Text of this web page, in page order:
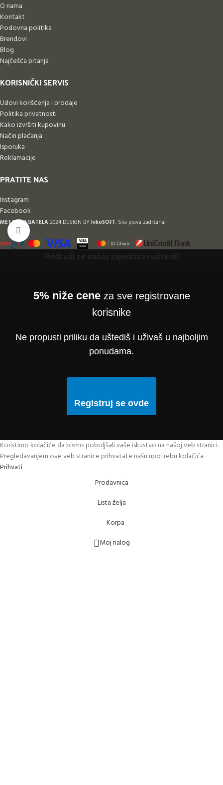
Klikni da uvećaš
O nama
Kontakt
Poslovna politika
Brendovi
Blog
Najčešća pitanja
KORISNIČKI SERVIS
Uslovi korišćenja i prodaje
Politika privatnosti
Kako izvršiti kupovinu
Način plaćanja
Isporuka
Reklamacije
PRATITE NAS
Instagram
Facebook
METAL-BAGATELA 2024 DESIGN BYIvkoSOFT. Sva prava zadržana.
5% niže ceneza sve registrovane
korisnike
Ne propusti priliku da uštediš i uživaš u najboljim
ponudama.
Registruj se ovde
Koristimo kolačiće da bismo poboljšali vaše iskustvo na našoj veb stranici.
Pregledavanjem ove veb stranice prihvatate našu upotrebu kolačića
Prihvati
Prodavnica
Lista želja
Korpa
Moj nalog